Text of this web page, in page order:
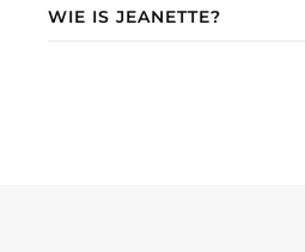
WIE IS JEANETTE?